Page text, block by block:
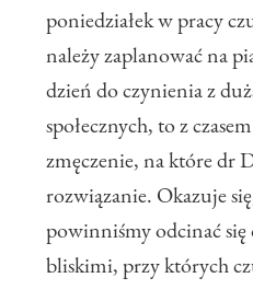
poniedziałek w pracy
należy zaplanować na
dzień do czynienia z
społecznych, to z
zmęczenie, na które dr
rozwiązanie. Okazuje
powinniśmy odcinać
bliskimi, przy których